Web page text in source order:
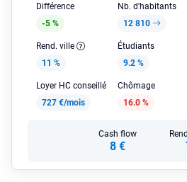
Différence
-5 %
Nb. d'habitants
12 810
Rend. ville
11 %
Étudiants
9.2 %
Loyer HC conseillé
727 €/mois
Chômage
16.0 %
Cash flow
8 €